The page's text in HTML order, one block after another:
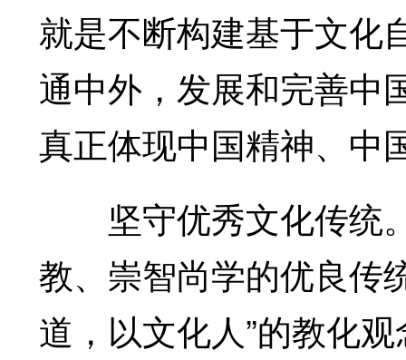
就是不断构建基于文化
通中外，发展和完善中
真正体现中国精神、中
坚守优秀文化传统
教、崇智尚学的优良传
道，以文化人”的教化